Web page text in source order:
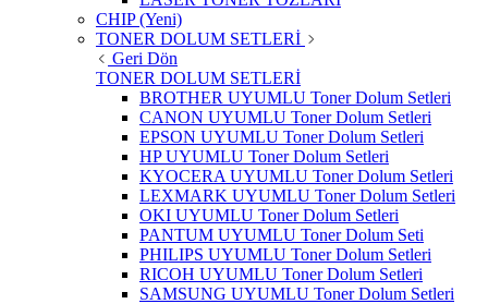
CHIP (Yeni)
TONER DOLUM SETLERİ
Geri Dön
TONER DOLUM SETLERİ
BROTHER UYUMLU Toner Dolum Setleri
CANON UYUMLU Toner Dolum Setleri
EPSON UYUMLU Toner Dolum Setleri
HP UYUMLU Toner Dolum Setleri
KYOCERA UYUMLU Toner Dolum Setleri
LEXMARK UYUMLU Toner Dolum Setleri
OKI UYUMLU Toner Dolum Setleri
PANTUM UYUMLU Toner Dolum Seti
PHILIPS UYUMLU Toner Dolum Setleri
RICOH UYUMLU Toner Dolum Setleri
SAMSUNG UYUMLU Toner Dolum Setleri